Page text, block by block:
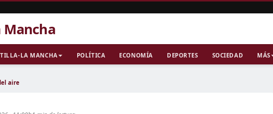
Mancha
LA MANCHA POLÍTICA ECONOMÍA DEPORTES SOCIEDAD MÁS
aire